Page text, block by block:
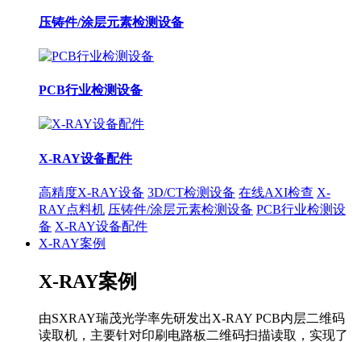
压铸件/涂层元素检测设备
PCB行业检测设备
X-RAY设备配件
高精度X-RAY设备 3D/CT检测设备 在线AXI检查 X-
RAY点料机 压铸件/涂层元素检测设备 PCB行业检测设
备 X-RAY设备配件
X-RAY案例
X-RAY案例
由SXRAY瑞茂光学率先研发出X-RAY PCB内层二维码
读取机，主要针对印刷电路板二维码扫描读取，实现了